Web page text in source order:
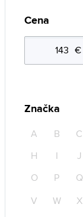
Cena
Značka
A B C
H
I J
O
P Q
V
W X